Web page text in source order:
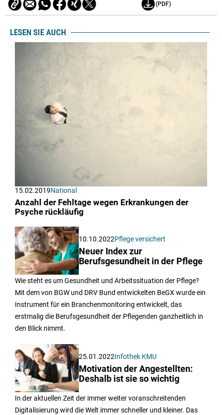
(PDF)
LESEN SIE AUCH
15.02.2019National
Anzahl der Fehltage wegen Erkrankungen der
Psyche rückläufig
10.10.2022Pflege versichert
Neuer Index zur
Berufsgesundheit in der Pflege
Wie steht es um Gesundheit und Arbeitssituation der Pflege?
Mit dem von BGW und DRV Bund entwickelten BeGX wurde ein
Instrument für ein Branchenmonitoring entwickelt, das
erstmalig die Berufsgesundheit der Pflegenden ganzheitlich in
den Blick nimmt.
25.01.2022Infothek KMU
Motivation der Angestellten:
Deshalb ist sie so wichtig
In der aktuellen Zeit der immer weiter voranschreitenden
Digitalisierung wird die Welt immer schneller und kleiner. Das